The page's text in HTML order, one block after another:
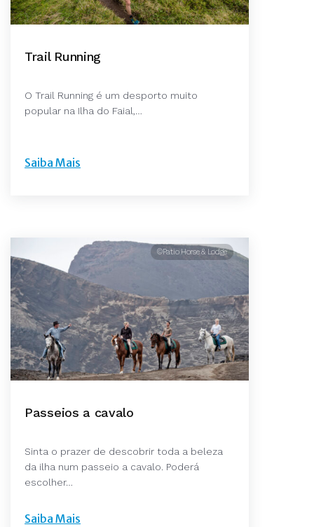
Trail Running
O Trail Running é um desporto muito
popular na Ilha do Faial,…
Saiba Mais
©Patio Horse & Lodge
Passeios a cavalo
Sinta o prazer de descobrir toda a beleza
da ilha num passeio a cavalo. Poderá
escolher…
Saiba Mais